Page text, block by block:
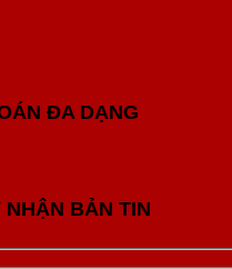
ĐA DẠNG
BẢN TIN